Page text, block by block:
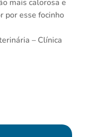
mais calorosa e
por esse focinho
– Clínica